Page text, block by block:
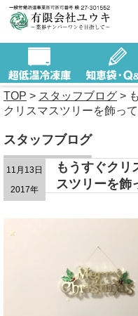
TOP > スタッフブログ >
クリスマスツリーを飾って
スタッフブログ
11月13日
2017年
もうすぐクリ
スツリーを飾